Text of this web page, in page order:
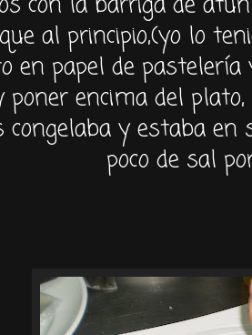
al principio,(yo lo
en papel de pastelería
poner encima del
congelaba y estaba en
poco de sal